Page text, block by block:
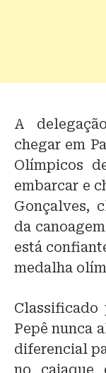
A
chegar em
Olímpicos
embarcar e
Gonçalves,
da
está
medalha
Classificado
Pepê nunca
diferencial